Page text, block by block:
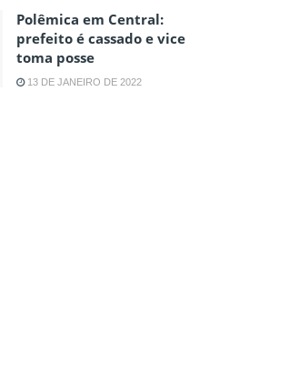
Polêmica em Central:
prefeito é cassado e vice
toma posse
13 DE JANEIRO DE 2022